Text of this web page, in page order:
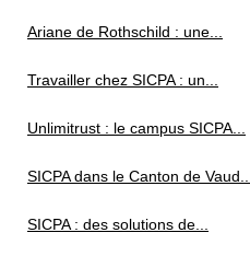
Ariane de Rothschild : une...
Travailler chez SICPA : un...
Unlimitrust : le campus SICPA...
SICPA dans le Canton de Vaud...
SICPA : des solutions de...